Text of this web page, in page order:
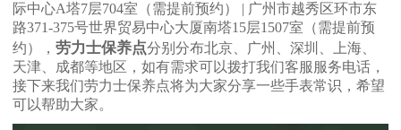
际中心A塔7层704室（需提前预约） | 广州市越秀区环市东
路371-375号世界贸易中心大厦南塔15层1507室（需提前预
约）， 劳力士保养点分别分布北京、广州、深圳、上海、
天津、成都等地区，如有需求可以拨打我们客服服务电话，
接下来我们劳力士保养点将为大家分享一些手表常识，希望
可以帮助大家。